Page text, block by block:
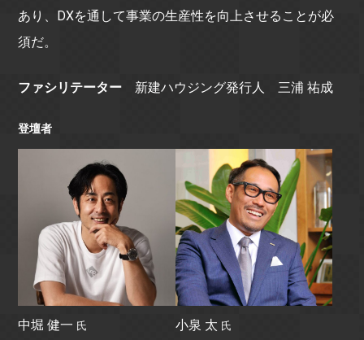
あり、DXを通して事業の生産性を向上させることが必
須だ。
ファシリテーター 新建ハウジング発行人 三浦 祐成
登壇者
中堀 健一 氏 小泉 太 氏